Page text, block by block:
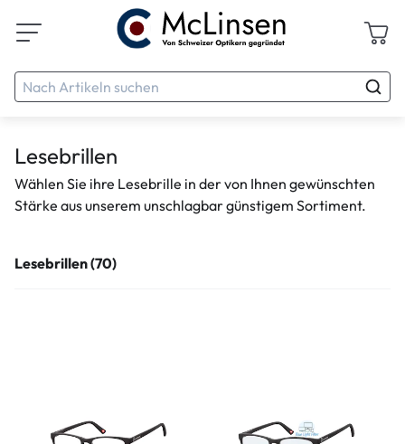
Lesebrillen
Wählen Sie ihre Lesebrille in der von Ihnen gewünschten
Stärke aus unserem unschlagbar günstigem Sortiment.
Lesebrillen (70)